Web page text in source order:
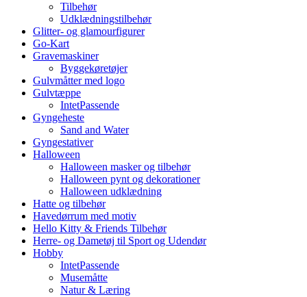
Tilbehør
Udklædningstilbehør
Glitter- og glamourfigurer
Go-Kart
Gravemaskiner
Byggekøretøjer
Gulvmåtter med logo
Gulvtæppe
IntetPassende
Gyngeheste
Sand and Water
Gyngestativer
Halloween
Halloween masker og tilbehør
Halloween pynt og dekorationer
Halloween udklædning
Hatte og tilbehør
Havedørrum med motiv
Hello Kitty & Friends Tilbehør
Herre- og Dametøj til Sport og Udendør
Hobby
IntetPassende
Musemåtte
Natur & Læring